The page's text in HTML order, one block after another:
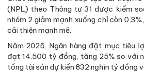
(NPL) theo Thông tư 31 được kiểm
nhóm 2 giảm mạnh xuống chỉ còn
cải thiện mạnh mẽ.
Năm 2025, Ngân hàng đặt mục tiêu
đạt 14.500 tỷ đồng, tăng 25% so với
tổng tài sản dự kiến 832 nghìn tỷ đồng